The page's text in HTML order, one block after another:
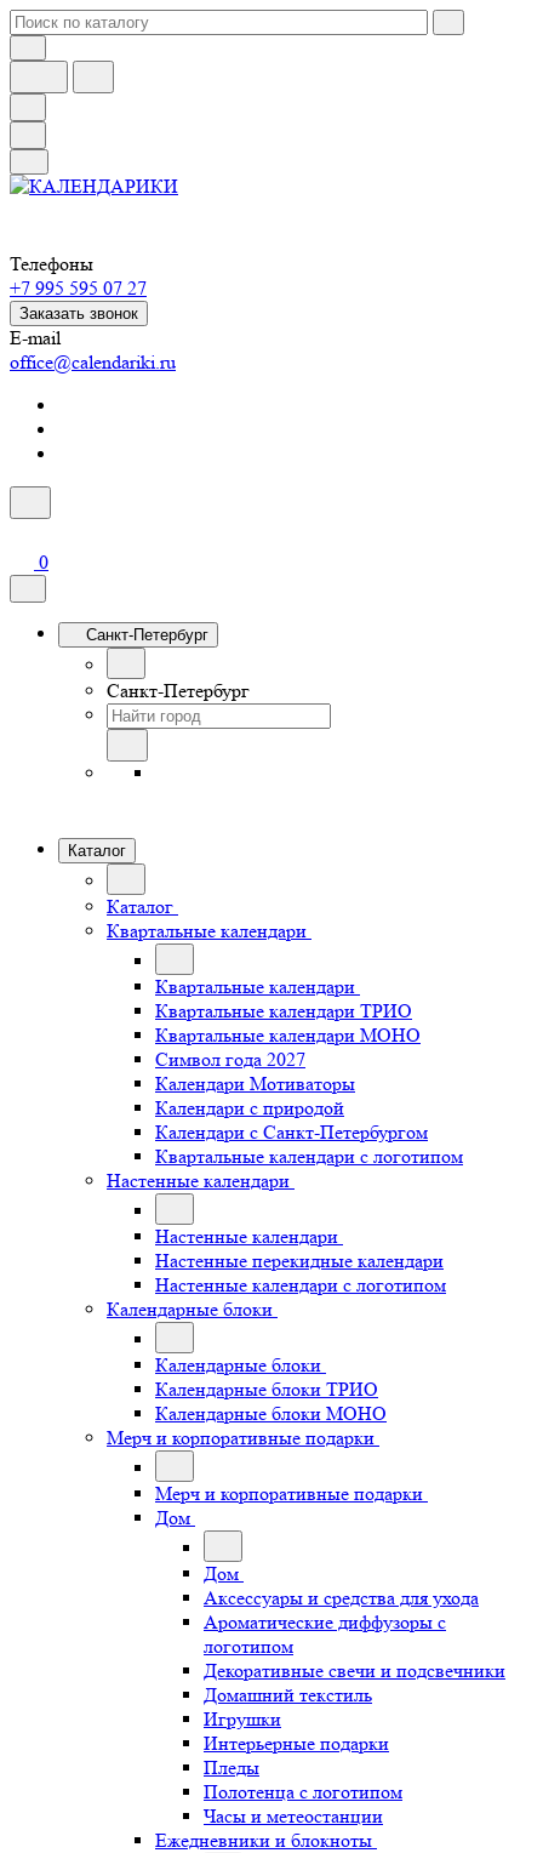
Телефоны
+7 995 595 07 27
Заказать звонок
E-mail
office@calendariki.ru
0
Санкт-Петербург
Санкт-Петербург
Каталог
Каталог
Квартальные календари
Квартальные календари
Квартальные календари ТРИО
Квартальные календари МОНО
Символ года 2027
Календари Мотиваторы
Календари с природой
Календари с Санкт-Петербургом
Квартальные календари с логотипом
Настенные календари
Настенные календари
Настенные перекидные календари
Настенные календари с логотипом
Календарные блоки
Календарные блоки
Календарные блоки ТРИО
Календарные блоки МОНО
Мерч и корпоративные подарки
Мерч и корпоративные подарки
Дом
Дом
Аксессуары и средства для ухода
Ароматические диффузоры с
логотипом
Декоративные свечи и подсвечники
Домашний текстиль
Игрушки
Интерьерные подарки
Пледы
Полотенца с логотипом
Часы и метеостанции
Ежедневники и блокноты